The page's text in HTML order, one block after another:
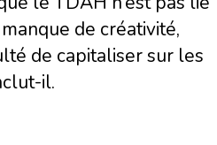
de créativité,
de capitaliser sur les
il.